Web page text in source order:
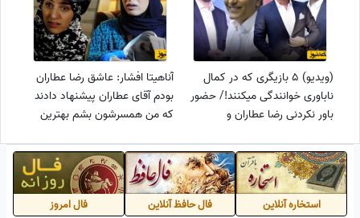
(ویدیو) 5 بازیگری که در کمال
ناباوری خوانندگی میکنند!/ حضور
باور نکردنی رضا عطاران و
شمارا شوکه میکند!
آناهیتا افشار: عاشق رضا عطاران
بودم آقای عطاران پیشنهاد دادند
که من همسرشون بشم بهترین
بود+فیلم
استخاره آنلاین فال حافظ آنلاین فال امروز